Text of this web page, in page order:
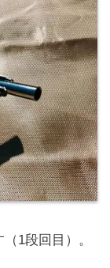
（1段回目）。